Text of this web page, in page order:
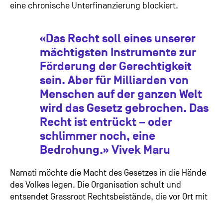
eine chronische Unterfinanzierung blockiert.
«Das Recht soll eines unserer
mächtigsten Instrumente zur
Förderung der Gerechtigkeit
sein. Aber für Milliarden von
Menschen auf der ganzen Welt
wird das Gesetz gebrochen. Das
Recht ist entrückt – oder
schlimmer noch, eine
Bedrohung.» Vivek Maru
Namati möchte die Macht des Gesetzes in die Hände
des Volkes legen. Die Organisation schult und
entsendet Grassroot Rechtsbeistände, die vor Ort mit